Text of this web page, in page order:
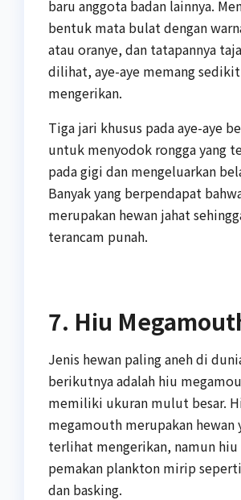
baru anggota badan lainnya.
bentuk mata bulat dengan
atau oranye, dan tatapannya
dilihat, aye-aye memang sedikit
mengerikan.
Tiga jari khusus pada aye-aye
untuk menyodok rongga yang
pada gigi dan mengeluarkan
Banyak yang berpendapat
merupakan hewan jahat
terancam punah.
7. Hiu
Jenis hewan paling aneh di
berikutnya adalah hiu
memiliki ukuran mulut besar.
megamouth merupakan hewan
terlihat mengerikan, namun
pemakan plankton mirip
dan basking.